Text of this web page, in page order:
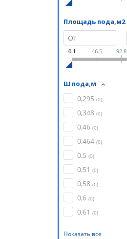
Площадь пода,м2
0.1 46.5 92.8
Ш пода,м
0,295 (0)
0,348 (0)
0,46 (0)
0,464 (0)
0,5 (0)
0,51 (0)
0,58 (0)
0,6 (0)
0,61 (0)
Показать все